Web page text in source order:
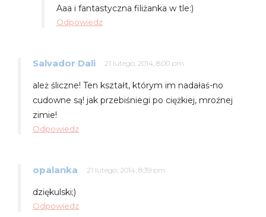
Aaa i fantastyczna filiżanka w tle:)
Odpowiedz
Salvador Dali 21 lutego, 2014, 8:00 pm
ależ śliczne! Ten kształt, którym im nadałaś-no
cudowne są! jak przebiśniegi po ciężkiej, mroźnej
zimie!
Odpowiedz
opalanka 21 lutego, 2014, 8:39 pm
dziękulski;)
Odpowiedz